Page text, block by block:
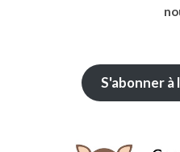
S'abonner